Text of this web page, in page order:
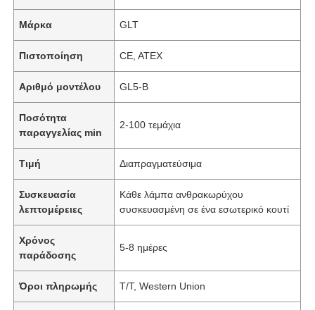
Μάρκα GLT
Πιστοποίηση CE, ATEX
Αριθμό μοντέλου GL5-B
Ποσότητα
παραγγελίας min
2-100 τεμάχια
Τιμή Διαπραγματεύσιμα
Συσκευασία
λεπτομέρειες
Κάθε λάμπα ανθρακωρύχου
συσκευασμένη σε ένα εσωτερικό κουτί
Χρόνος
παράδοσης
5-8 ημέρες
Όροι πληρωμής T/T, Western Union